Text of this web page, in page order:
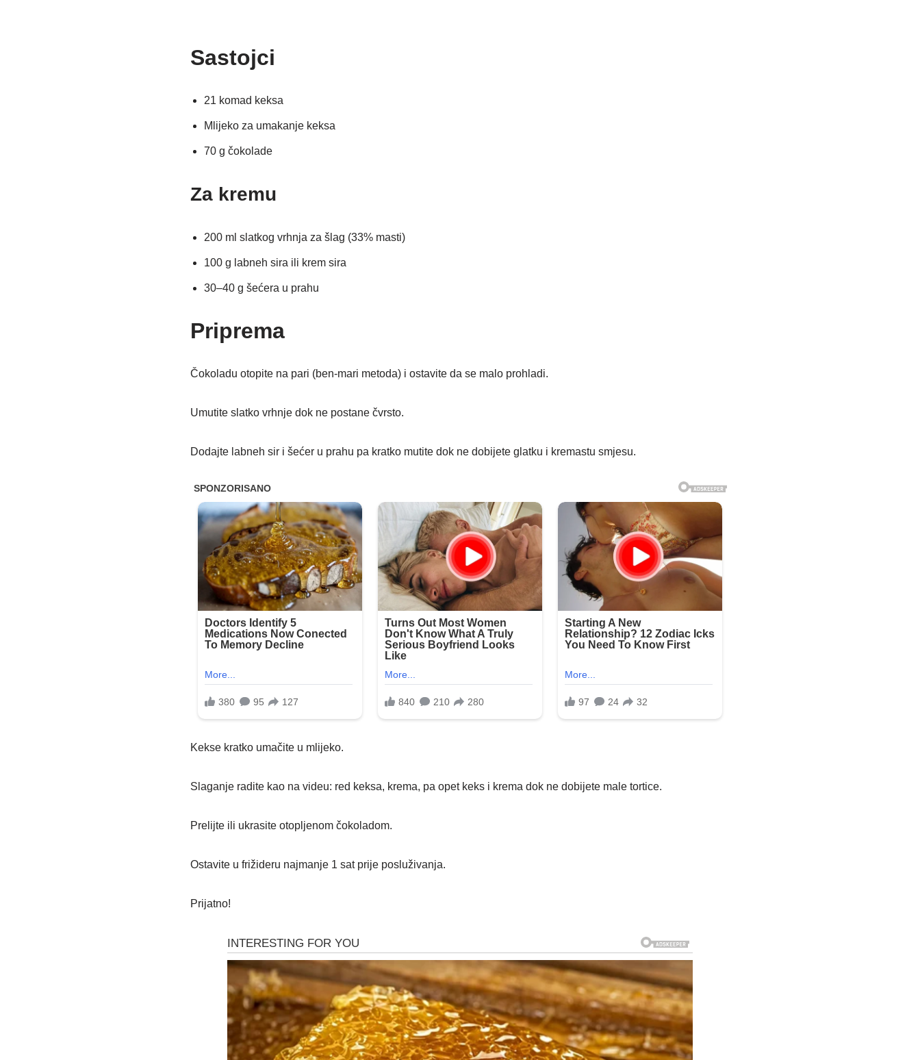
Sastojci
21 komad keksa
Mlijeko za umakanje keksa
70 g čokolade
Za kremu
200 ml slatkog vrhnja za šlag (33% masti)
100 g labneh sira ili krem sira
30–40 g šećera u prahu
Priprema
Čokoladu otopite na pari (ben-mari metoda) i ostavite da se malo prohladi.
Umutite slatko vrhnje dok ne postane čvrsto.
Dodajte labneh sir i šećer u prahu pa kratko mutite dok ne dobijete glatku i kremastu smjesu.
Kekse kratko umačite u mlijeko.
Slaganje radite kao na videu: red keksa, krema, pa opet keks i krema dok ne dobijete male tortice.
Prelijte ili ukrasite otopljenom čokoladom.
Ostavite u frižideru najmanje 1 sat prije posluživanja.
Prijatno!